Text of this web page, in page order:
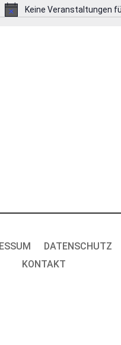
Keine Veranstaltungen
DATENSCHUTZ
KONTAKT